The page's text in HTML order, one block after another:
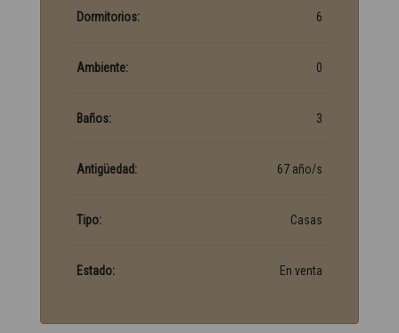
Dormitorios: 6
Ambiente: 0
Baños: 3
Antigüedad: 67 año/s
Tipo: Casas
Estado: En venta